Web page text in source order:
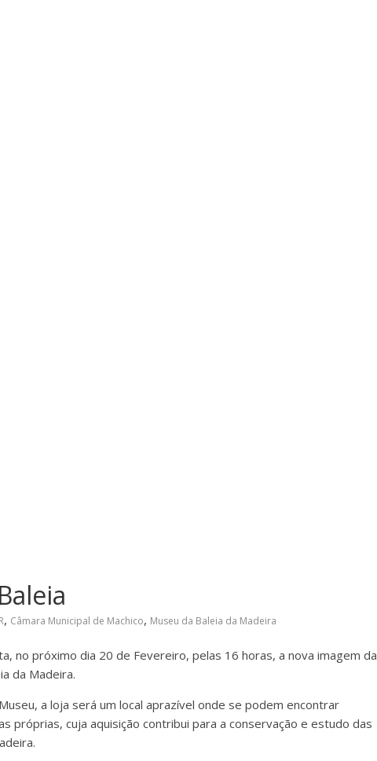
, Câmara Municipal de Machico, Museu da Baleia da Madeira
no próximo dia 20 de Fevereiro, pelas 16 horas, a nova imagem da
da Madeira.
a loja será um local aprazível onde se podem encontrar
próprias, cuja aquisição contribui para a conservação e estudo das